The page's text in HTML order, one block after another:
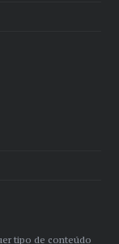
tipo de conteúdo